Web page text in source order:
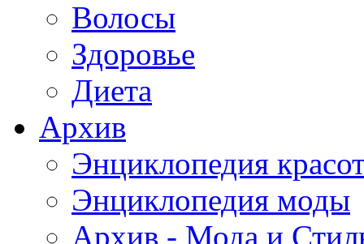
Волосы
Здоровье
Диета
Архив
Энциклопедия
Энциклопедия моды
Архив - Мода и